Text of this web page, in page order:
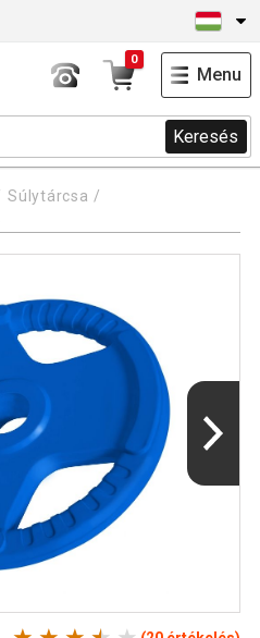
Keresés
0
Menu
Súlytárcsa